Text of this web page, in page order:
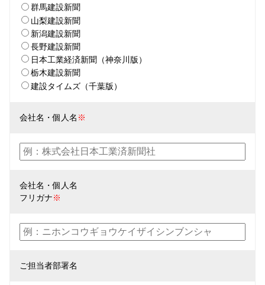
群馬建設新聞
山梨建設新聞
新潟建設新聞
長野建設新聞
日本工業経済新聞（神奈川版）
栃木建設新聞
建設タイムズ（千葉版）
会社名・個人名 ※
会社名・個人名
フリガナ※
ご担当者部署名